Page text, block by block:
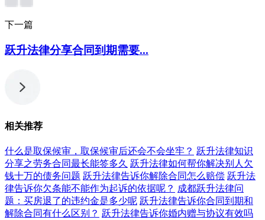
下一篇
跃升法律分享合同到期需要...
相关推荐
什么是取保候审，取保候审后还会不会坐牢？ 跃升法律知识
分享之劳务合同最长能签多久 跃升法律如何帮你解决别人欠
钱十万的债务问题 跃升法律告诉你解除合同怎么赔偿 跃升法
律告诉你欠条能不能作为起诉的依据呢？ 成都跃升法律问
题：买房退了的违约金是多少呢 跃升法律告诉你合同到期和
解除合同有什么区别？ 跃升法律告诉你婚内赠与协议有效吗